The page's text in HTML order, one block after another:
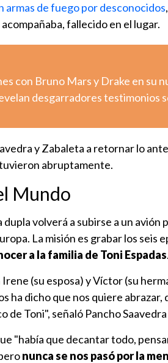
armas de fuego por desconocidos
fallecido en el lugar.
con Bruno Mars y Drake en su
desgarradores testimonios
y Zabaleta a retornar lo
abruptamente.
Mundo
volverá a subirse a un avión
La misión es grabar los seis
a la familia de Toni Espadas.
(su esposa) y Víctor (su
ha dicho que nos quiere
Toni", señaló Pancho Saavedra
"había que decantar todo,
nunca se nos pasó por la